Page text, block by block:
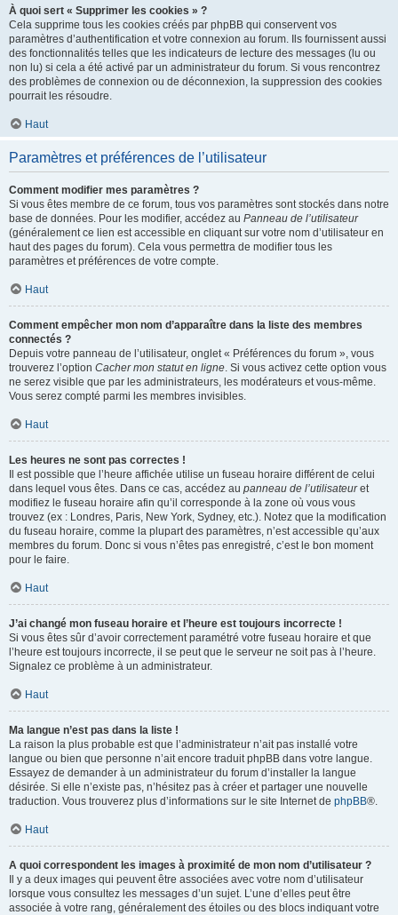
À quoi sert « Supprimer les cookies » ?
Cela supprime tous les cookies créés par phpBB qui conservent vos
paramètres d’authentification et votre connexion au forum. Ils fournissent aussi
des fonctionnalités telles que les indicateurs de lecture des messages (lu ou
non lu) si cela a été activé par un administrateur du forum. Si vous rencontrez
des problèmes de connexion ou de déconnexion, la suppression des cookies
pourrait les résoudre.
Haut
Paramètres et préférences de l’utilisateur
Comment modifier mes paramètres ?
Si vous êtes membre de ce forum, tous vos paramètres sont stockés dans notre
base de données. Pour les modifier, accédez au Panneau de l’utilisateur
(généralement ce lien est accessible en cliquant sur votre nom d’utilisateur en
haut des pages du forum). Cela vous permettra de modifier tous les
paramètres et préférences de votre compte.
Haut
Comment empêcher mon nom d’apparaître dans la liste des membres
connectés ?
Depuis votre panneau de l’utilisateur, onglet « Préférences du forum », vous
trouverez l’option Cacher mon statut en ligne. Si vous activez cette option vous
ne serez visible que par les administrateurs, les modérateurs et vous-même.
Vous serez compté parmi les membres invisibles.
Haut
Les heures ne sont pas correctes !
Il est possible que l’heure affichée utilise un fuseau horaire différent de celui
dans lequel vous êtes. Dans ce cas, accédez au panneau de l’utilisateuret
modifiez le fuseau horaire afin qu’il corresponde à la zone où vous vous
trouvez (ex : Londres, Paris, New York, Sydney, etc.). Notez que la modification
du fuseau horaire, comme la plupart des paramètres, n’est accessible qu’aux
membres du forum. Donc si vous n’êtes pas enregistré, c’est le bon moment
pour le faire.
Haut
J’ai changé mon fuseau horaire et l’heure est toujours incorrecte !
Si vous êtes sûr d’avoir correctement paramétré votre fuseau horaire et que
l’heure est toujours incorrecte, il se peut que le serveur ne soit pas à l’heure.
Signalez ce problème à un administrateur.
Haut
Ma langue n’est pas dans la liste !
La raison la plus probable est que l’administrateur n’ait pas installé votre
langue ou bien que personne n’ait encore traduit phpBB dans votre langue.
Essayez de demander à un administrateur du forum d’installer la langue
désirée. Si elle n’existe pas, n’hésitez pas à créer et partager une nouvelle
traduction. Vous trouverez plus d’informations sur le site Internet de phpBB®.
Haut
A quoi correspondent les images à proximité de mon nom d’utilisateur ?
Il y a deux images qui peuvent être associées avec votre nom d’utilisateur
lorsque vous consultez les messages d’un sujet. L’une d’elles peut être
associée à votre rang, généralement des étoiles ou des blocs indiquant votre